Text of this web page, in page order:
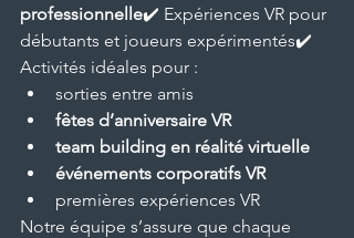
professionnelle✔️ Expériences VR pour
débutants et joueurs expérimentés✔️
Activités idéales pour :
sorties entre amis
fêtes d’anniversaire VR
team building en réalité virtuelle
événements corporatifs VR
premières expériences VR
Notre équipe s’assure que chaque